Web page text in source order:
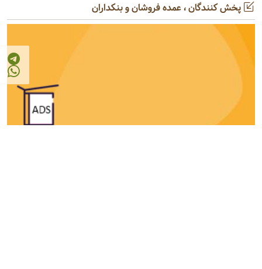
پخش کنندگان ، عمده فروشان و بنکداران